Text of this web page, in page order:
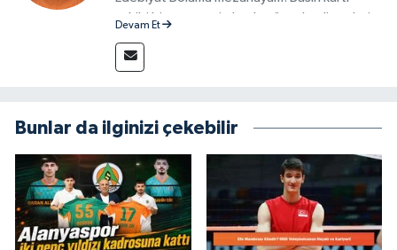
sahibi bir gazeteci olarak, güncel gelişmeleri
güvenilir ve tarafsız bilgilerle buluşturmayı
amaçlıyorum. Habercilik anlayışımda etik
alanlarda ürettiğim içeriklerle kamuoyuna
fayda sağla
Devam Et
Bunlar da ilginizi çekebilir